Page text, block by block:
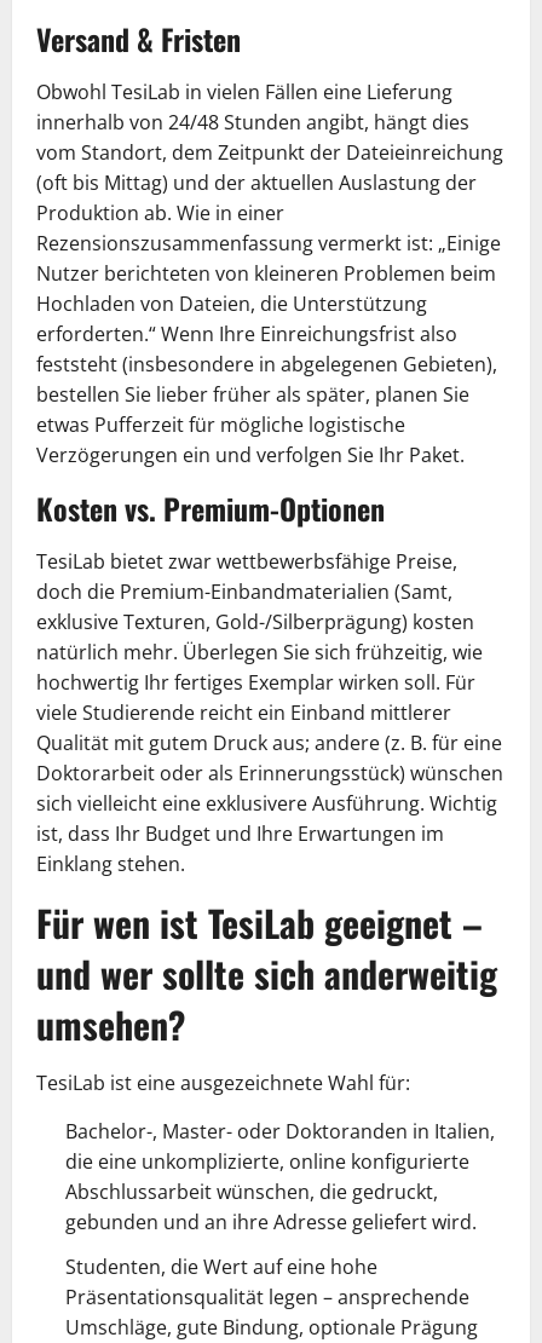
Versand & Fristen
Obwohl TesiLab in vielen Fällen eine Lieferung
innerhalb von 24/48 Stunden angibt, hängt dies
vom Standort, dem Zeitpunkt der Dateieinreichung
(oft bis Mittag) und der aktuellen Auslastung der
Produktion ab. Wie in einer
Rezensionszusammenfassung vermerkt ist: „Einige
Nutzer berichteten von kleineren Problemen beim
Hochladen von Dateien, die Unterstützung
erforderten.“ Wenn Ihre Einreichungsfrist also
feststeht (insbesondere in abgelegenen Gebieten),
bestellen Sie lieber früher als später, planen Sie
etwas Pufferzeit für mögliche logistische
Verzögerungen ein und verfolgen Sie Ihr Paket.
Kosten vs. Premium-Optionen
TesiLab bietet zwar wettbewerbsfähige Preise,
doch die Premium-Einbandmaterialien (Samt,
exklusive Texturen, Gold-/Silberprägung) kosten
natürlich mehr. Überlegen Sie sich frühzeitig, wie
hochwertig Ihr fertiges Exemplar wirken soll. Für
viele Studierende reicht ein Einband mittlerer
Qualität mit gutem Druck aus; andere (z. B. für eine
Doktorarbeit oder als Erinnerungsstück) wünschen
sich vielleicht eine exklusivere Ausführung. Wichtig
ist, dass Ihr Budget und Ihre Erwartungen im
Einklang stehen.
Für wen ist TesiLab geeignet –
und wer sollte sich anderweitig
umsehen?
TesiLab ist eine ausgezeichnete Wahl für:
Bachelor-, Master- oder Doktoranden in Italien,
die eine unkomplizierte, online konfigurierte
Abschlussarbeit wünschen, die gedruckt,
gebunden und an ihre Adresse geliefert wird.
Studenten, die Wert auf eine hohe
Präsentationsqualität legen – ansprechende
Umschläge, gute Bindung, optionale Prägung